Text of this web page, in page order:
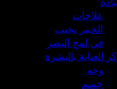
علاجات
الخبير يجيب
في لمح البصر
العناية بالبشرة
وجه
جسم